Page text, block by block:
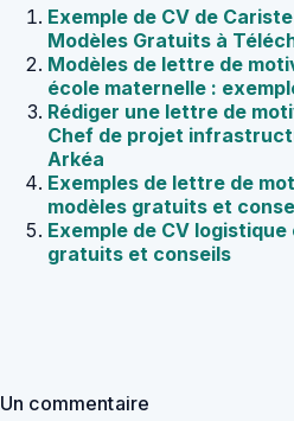
Exemple de CV de
Modèles Gratuits à
Modèles de lettre de
école maternelle :
Rédiger une lettre de
Chef de projet
Arkéa
Exemples de lettre de
modèles gratuits et
Exemple de CV
gratuits et conseils
Un commentaire